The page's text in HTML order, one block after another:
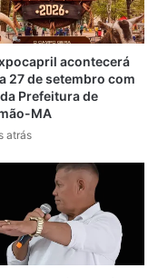
acontecerá
27 de setembro com
Prefeitura de
MA
atrás